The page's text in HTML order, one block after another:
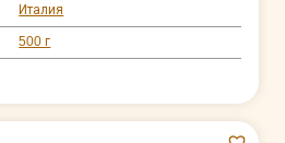
Италия
500 г